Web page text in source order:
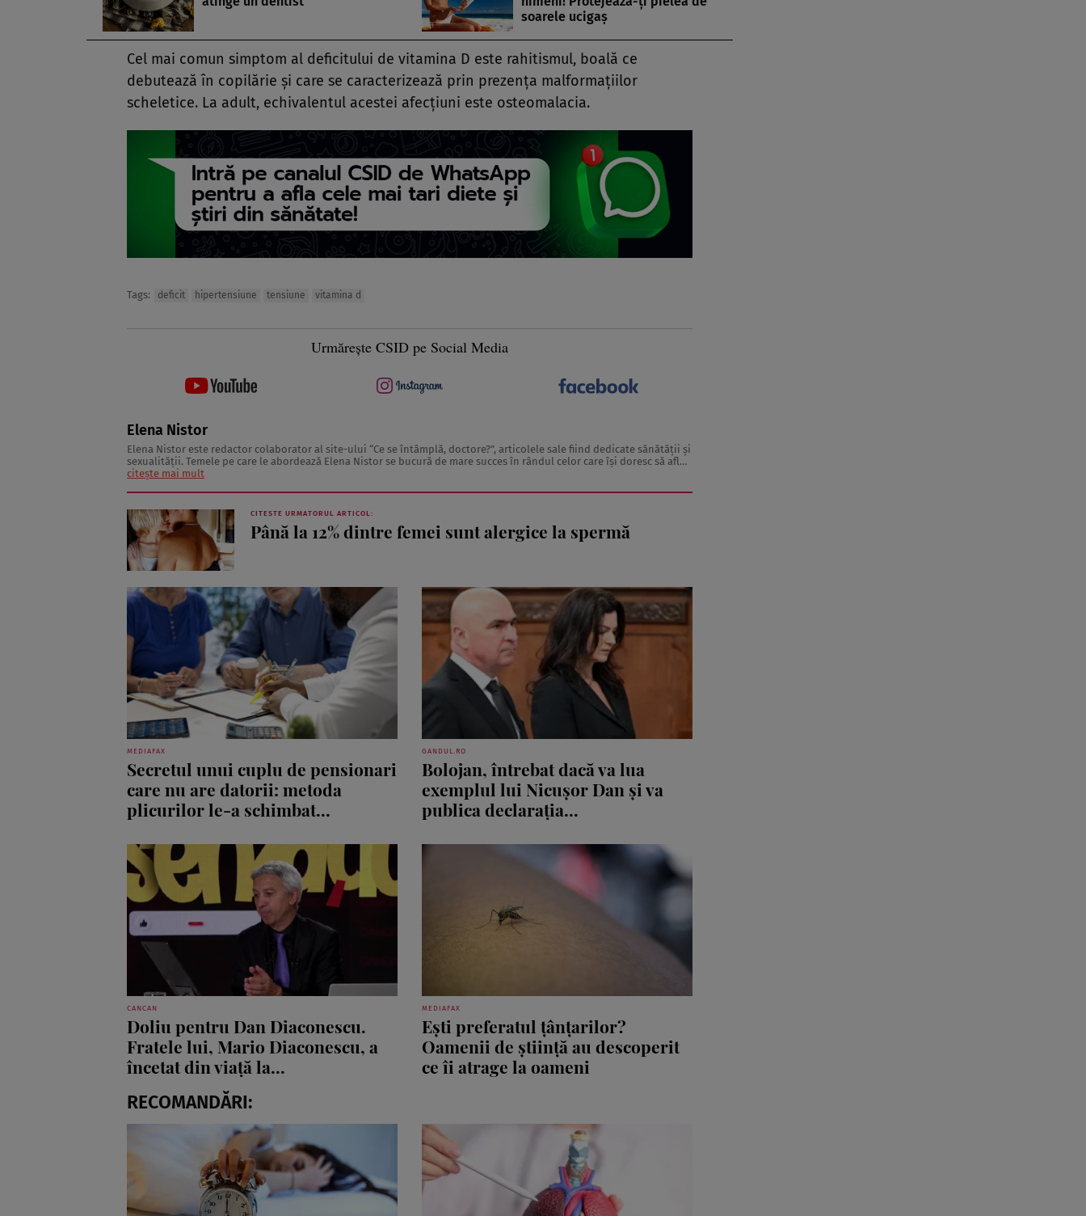
soarele ucigaş
Cel mai comun simptom al deficitului de vitamina D este rahitismul, boală ce
debutează în copilărie şi care se caracterizează prin prezenţa malformaţiilor
scheletice. La adult, echivalentul acestei afecţiuni este osteomalacia.
Tags: deficit hipertensiune tensiune vitamina d
Urmărește CSID pe Social Media
Elena Nistor
Elena Nistor este redactor colaborator al site-ului “Ce se întâmplă, doctore?”, articolele sale fiind dedicate sănătăţii şi
sexualităţii. Temele pe care le abordează Elena Nistor se bucură de mare succes în rândul celor care îşi doresc să afle
informaţii utile în ceea ce priveşte ...
citește mai mult
CITESTE URMATORUL ARTICOL:
Până la 12% dintre femei sunt alergice la spermă
MEDIAFAX
Secretul unui cuplu de pensionari
care nu are datorii: metoda
plicurilor le-a schimbat...
GANDUL.RO
Bolojan, întrebat dacă va lua
exemplul lui Nicușor Dan și va
publica declarația...
CANCAN
Doliu pentru Dan Diaconescu.
Fratele lui, Mario Diaconescu, a
încetat din viață la...
MEDIAFAX
Ești preferatul țânțarilor?
Oamenii de știință au descoperit
ce îi atrage la oameni
RECOMANDĂRI: